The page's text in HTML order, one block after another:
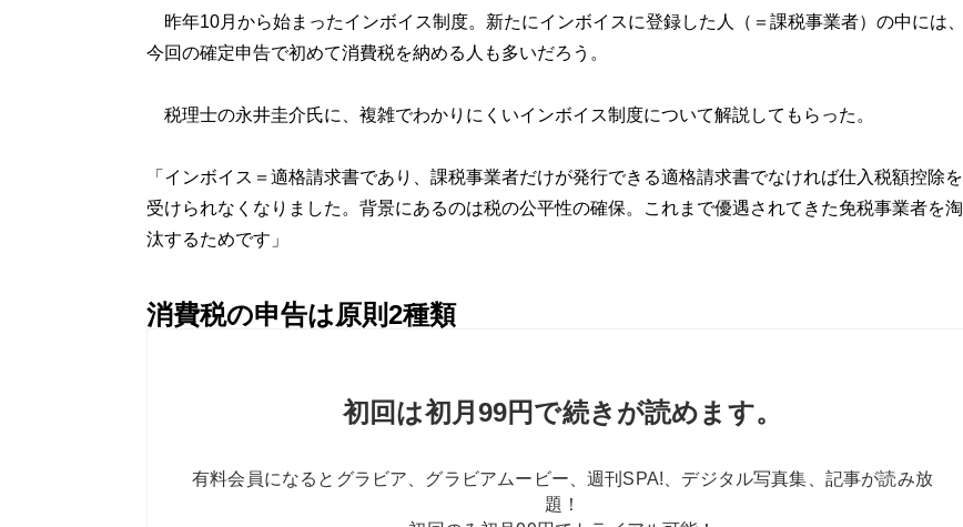
昨年10月から始まったインボイス制度。新たにインボイスに登録した人（＝課税事業者）の中には、
今回の確定申告で初めて消費税を納める人も多いだろう。
税理士の永井圭介氏に、複雑でわかりにくいインボイス制度について解説してもらった。
「インボイス＝適格請求書であり、課税事業者だけが発行できる適格請求書でなければ仕入税額控除を
受けられなくなりました。背景にあるのは税の公平性の確保。これまで優遇されてきた免税事業者を淘
汰するためです」
消費税の申告は原則2種類